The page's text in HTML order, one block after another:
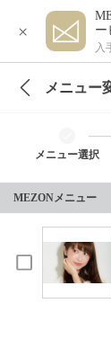
×
ー
入
メニュー
メニュー選択
MEZONメニュー